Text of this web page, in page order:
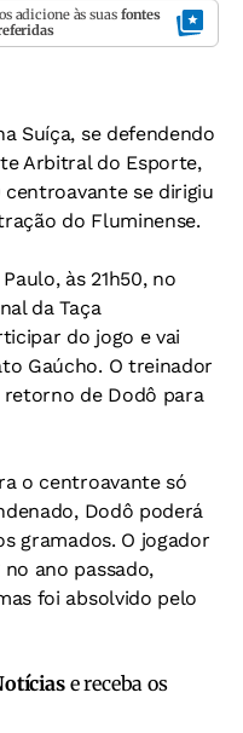
adicione às suas fontes
Suíça, se defendendo
Arbitral do Esporte,
centroavante se dirigiu
do Fluminense.
às 21h50, no
da Taça
do jogo e vai
Gaúcho. O treinador
retorno de Dodô para
o centroavante só
Dodô poderá
gramados. O jogador
ano passado,
foi absolvido pelo
e receba os